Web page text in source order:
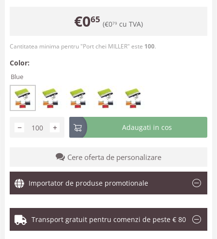
€065 (€079 cu TVA)
Cantitatea minima pentru "Port chei MILLER" este 100.
Color:
Blue
+
− Adaugati in cos
Cere oferta de personalizare
Importator de produse promotionale
Transport gratuit pentru comenzi de peste € 80